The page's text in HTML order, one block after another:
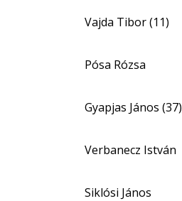
Vajda Tibor (11)
Pósa Rózsa
Gyapjas János (37)
Verbanecz István
Siklósi János